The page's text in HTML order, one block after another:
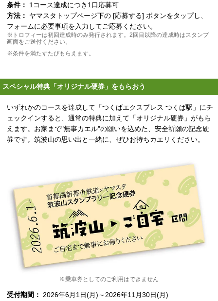
条件：
1コース達成につき1口応募可
方法：
ヤマスタトップページ下の [応募する] ボタンをタップし、
フォームに必要事項を入力してご応募ください。
※トロフィーは初回達成時のみ発行されます。2回目以降の達成時はスタンプ
画面をご送付ください。
※条件を満たすたびもらえます。
スペシャル特典「オリジナル硬券」をもらおう
いずれかのコースを達成して「つくばエクスプレス つくば駅」にチ
ェックインすると、通常の特典に加えて「オリジナル硬券」がもら
えます。お家まで"無事カエル"の願いを込めた、安全祈願の記念硬
券です。筑波山の思い出と一緒に、ぜひお持ちカエリください。
※乗車券としてのご利用はできません
受付期間： 2026年6月1日(月)～2026年11月30日(月)